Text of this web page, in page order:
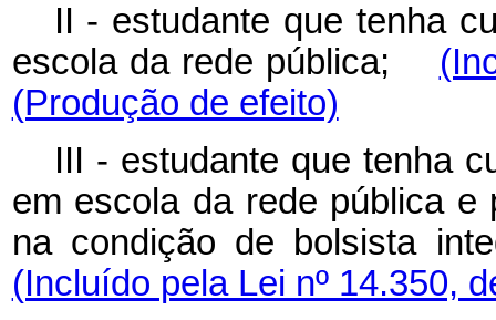
II - estudante que tenha
escola da rede pública;
(Produção de efeito)
III - estudante que tenha
em escola da rede pública e
na condição de bolsista
(Incluído pela Lei nº 14.350,